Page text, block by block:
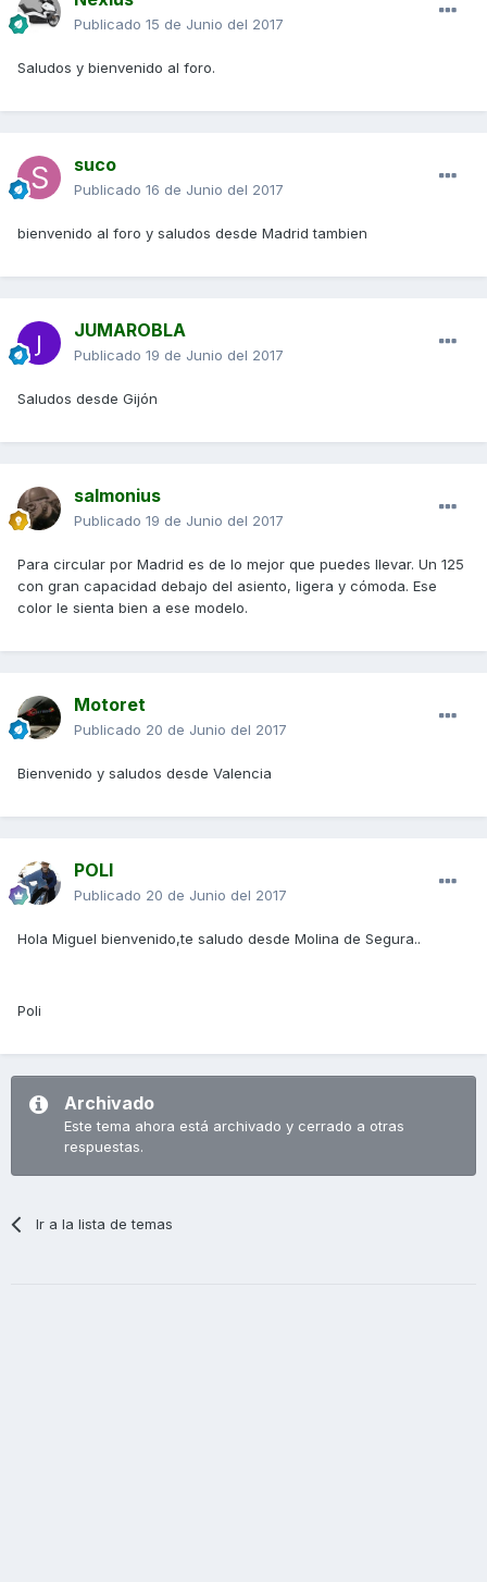
Publicado 15 de Junio del 2017
Saludos y bienvenido al foro.
suco
Publicado 16 de Junio del 2017
bienvenido al foro y saludos desde Madrid tambien
JUMAROBLA
Publicado 19 de Junio del 2017
Saludos desde Gijón
salmonius
Publicado 19 de Junio del 2017
Para circular por Madrid es de lo mejor que puedes llevar. Un 125
con gran capacidad debajo del asiento, ligera y cómoda. Ese
color le sienta bien a ese modelo.
Motoret
Publicado 20 de Junio del 2017
Bienvenido y saludos desde Valencia
POLI
Publicado 20 de Junio del 2017
Hola Miguel bienvenido,te saludo desde Molina de Segura..
Poli
Archivado
Este tema ahora está archivado y cerrado a otras
respuestas.
Ir a la lista de temas